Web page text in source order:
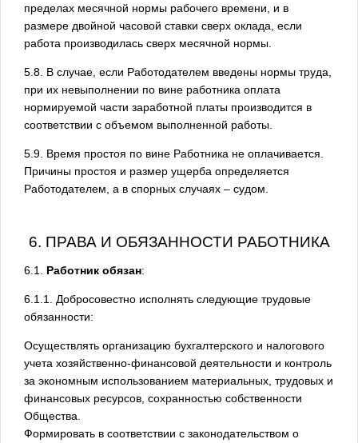
пределах месячной нормы рабочего времени, и в
размере двойной часовой ставки сверх оклада, если
работа производилась сверх месячной нормы.
5.8. В случае, если Работодателем введены нормы труда,
при их невыполнении по вине работника оплата
нормируемой части заработной платы производится в
соответствии с объемом выполненной работы.
5.9. Время простоя по вине Работника не оплачивается.
Причины простоя и размер ущерба определяется
Работодателем, а в спорных случаях – судом.
6. ПРАВА И ОБЯЗАННОСТИ РАБОТНИКА
6.1. Работник обязан:
6.1.1. Добросовестно исполнять следующие трудовые
обязанности:
Осуществлять организацию бухгалтерского и налогового
учета хозяйственно-финансовой деятельности и контроль
за экономным использованием материальных, трудовых и
финансовых ресурсов, сохранностью собственности
Общества.
Формировать в соответствии с законодательством о